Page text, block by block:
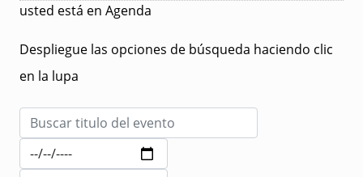
usted está en Agenda
Despliegue las opciones de búsqueda haciendo clic
en la lupa